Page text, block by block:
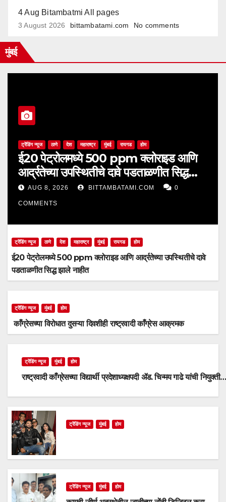
4 Aug Bitambatmi All pages
3 August 2026 bittambatami.com No comments
मुंबई
ट्रेंडिंग न्यूज ठाणे देश महाराष्ट्र मुंबई रायगड होम
ई20 पेट्रोलमध्ये 500 ppm क्लोराइड आणि
आर्द्रतेच्या उपस्थितीचे दावे पडताळणीत सिद्ध
झाले नाहीत
AUG 8, 2026 BITTAMBATAMI.COM 0
COMMENTS
ट्रेंडिंग न्यूज ठाणे देश महाराष्ट्र मुंबई रायगड होम
ई20 पेट्रोलमध्ये 500 ppm क्लोराइड आणि आर्द्रतेच्या उपस्थितीचे दावे
पडताळणीत सिद्ध झाले नाहीत
ट्रेंडिंग न्यूज मुंबई होम
काँग्रेसच्या विरोधात दुसऱ्या दिवशीही राष्ट्रवादी काँग्रेस आक्रमक
ट्रेंडिंग न्यूज मुंबई होम
राष्ट्रवादी काँग्रेसच्या विद्यार्थी प्रदेशाध्यक्षपदी ॲड. चिन्मय गाढे यांची नियुक्ती…
ट्रेंडिंग न्यूज मुंबई होम
ट्रेंडिंग न्यूज मुंबई होम